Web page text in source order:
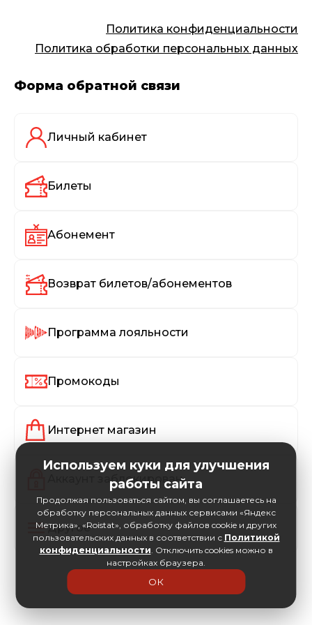
Политика конфиденциальности
Политика обработки персональных данных
Форма обратной связи
Личный кабинет
Билеты
Абонемент
Возврат билетов/абонементов
Программа лояльности
Промокоды
Интернет магазин
Аккаунт заблокирован
Другое
Используем куки для улучшения
работы сайта
Продолжая пользоваться сайтом, вы соглашаетесь на
обработку персональных данных сервисами «Яндекс
Метрика», «Roistat», обработку файлов cookie и других
пользовательских данных в соответствии с Политикой
конфиденциальности. Отключить cookies можно в
настройках браузера.
ОК